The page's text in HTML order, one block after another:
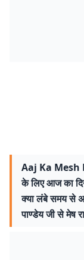
Aaj Ka Mesh
के लिए आज का
क्या लंबे समय से
पाण्डेय जी से मेष